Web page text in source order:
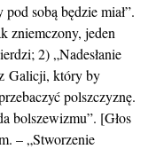
sobą będzie miał”.
zniemczony, jeden
2) „Nadesłanie
Galicji, który by
polszczyznę.
bolszewizmu”. [Głos
– „Stworzenie